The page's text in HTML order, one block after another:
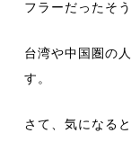
フラーだったそう
台湾や中国圏の
す。
さて、気になる